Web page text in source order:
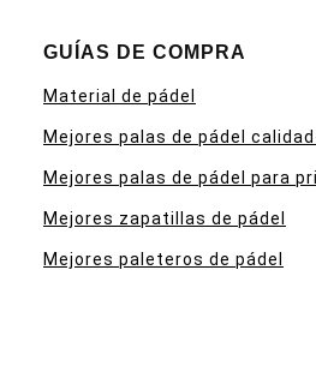
GUÍAS DE COMPRA
Material de pádel
Mejores palas de pádel
Mejores palas de pádel para
Mejores zapatillas de pádel
Mejores paleteros de pádel